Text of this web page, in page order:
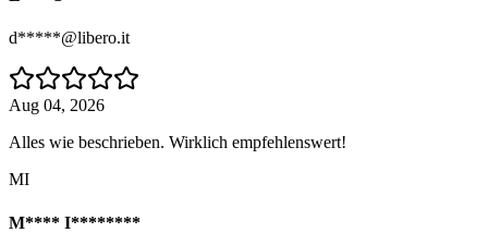
d*****@libero.it
Aug 04, 2026
Alles wie beschrieben. Wirklich empfehlenswert!
MI
M**** I********